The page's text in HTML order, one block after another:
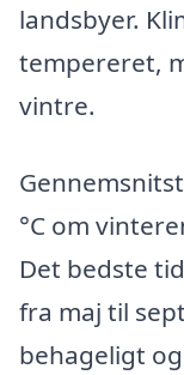
landsbyer.
tempereret,
vintre.
°C om
Det bedste
fra maj til
behageligt